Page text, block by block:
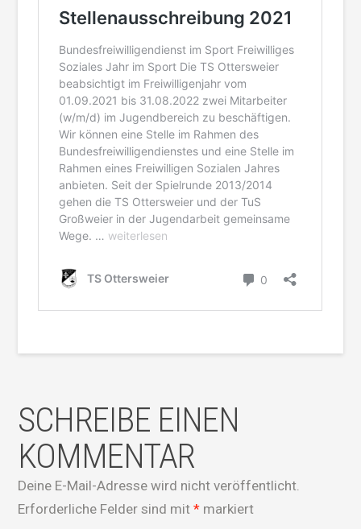
SCHREIBE EINEN
KOMMENTAR
Deine E-Mail-Adresse wird nicht veröffentlicht.
Erforderliche Felder sind mit* markiert